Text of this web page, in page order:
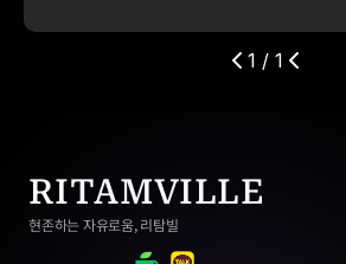
1 / 1
RITAMVILLE
현존하는 자유로움, 리탐빌